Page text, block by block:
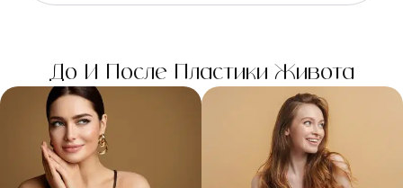
До И После Пластики Живота